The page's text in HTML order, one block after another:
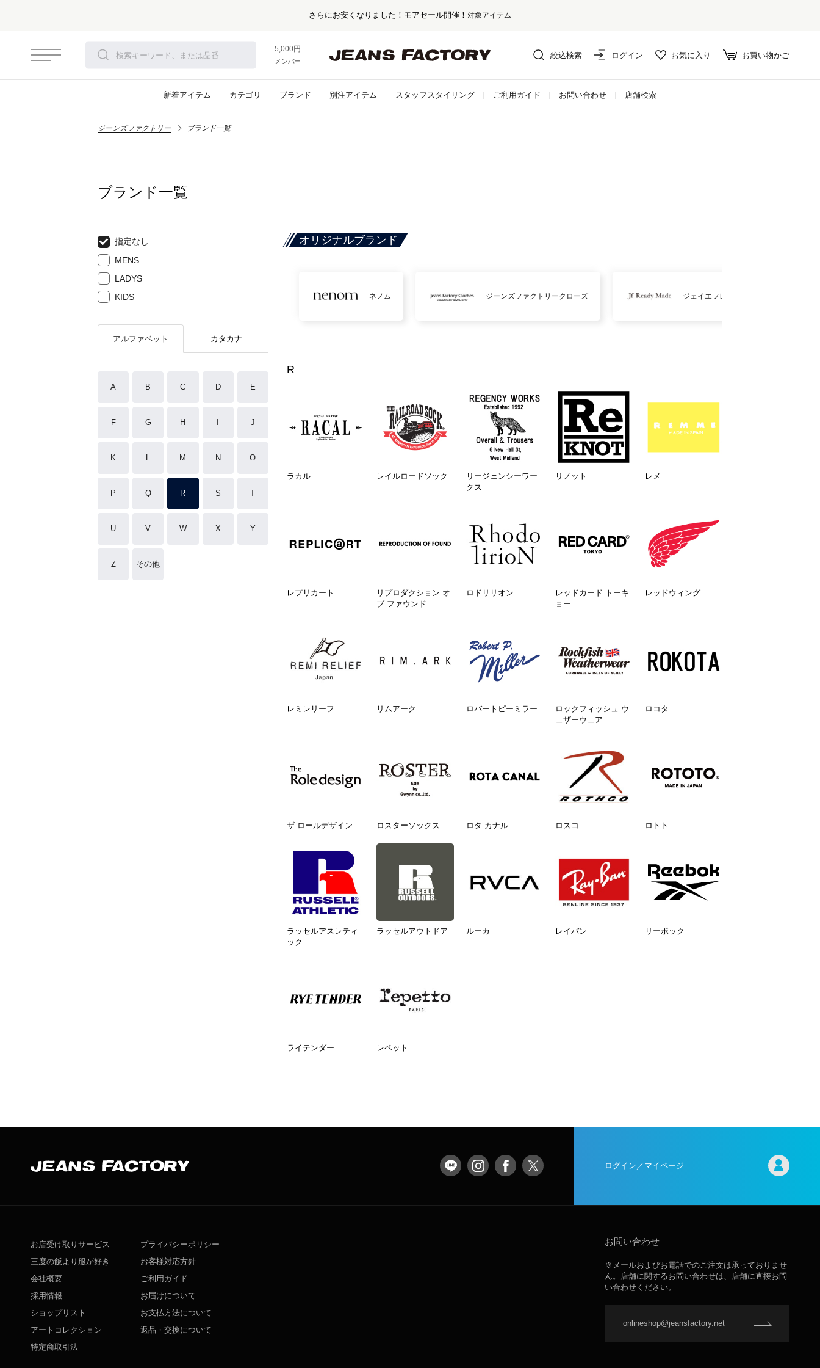
さらにお安くなりました！モアセール開催！ 対象アイテム
5,000円以上お買い上げで送料無料！
メンバー登録でお得な情報をゲット。さらに詳しく
絞込検索 ログイン お気に入り お買い物かご
新着アイテム カテゴリ ブランド 別注アイテム スタッフスタイリング ご利用ガイド お問い合わせ 店舗検索
ジーンズファクトリー ブランド一覧
ブランド一覧
指定なし
MENS
LADYS
KIDS
アルファベット カタカナ
A B C D E
F G H J
K L M N O
P Q R S T
U V W X Y
Z その他
オリジナルブランド
ネノム ジーンズファクトリークローズ ジェイエフレディメイド
R
ラカル レイルロードソック
リージェンシーワー
クス
リノット レメ
レプリカート
リプロダクション オ
ブ ファウンド
ロドリリオン
レッドカード トーキ
ョー
レッドウィング
レミレリーフ リムアーク ロバートピーミラー
ロックフィッシュ ウ
ェザーウェア
ロコタ
ザ ロールデザイン ロスターソックス ロタ カナル ロスコ ロトト
ラッセルアスレティ
ック
ラッセルアウトドア ルーカ レイバン リーボック
ライテンダー レペット
ログイン／マイページ
お店受け取りサービス
三度の飯より服が好き
会社概要
採用情報
ショップリスト
アートコレクション
特定商取引法
プライバシーポリシー
お客様対応方針
ご利用ガイド
お届けについて
お支払方法について
返品・交換について
お問い合わせ
※メールおよびお電話でのご注文は承っておりませ
ん。店舗に関するお問い合わせは、店舗に直接お問
い合わせください。
onlineshop@jeansfactory.net